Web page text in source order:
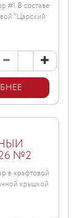
#1. В составе
"Царский
№2
в крафтовой
крышкой